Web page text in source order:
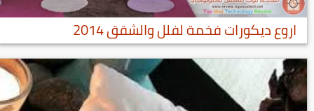
اروع ديكورات فخمة لفلل والشقق 2014